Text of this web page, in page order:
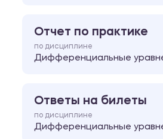
Отчет по практике
по дисциплине
Дифференциальные
Ответы на билеты
по дисциплине
Дифференциальные